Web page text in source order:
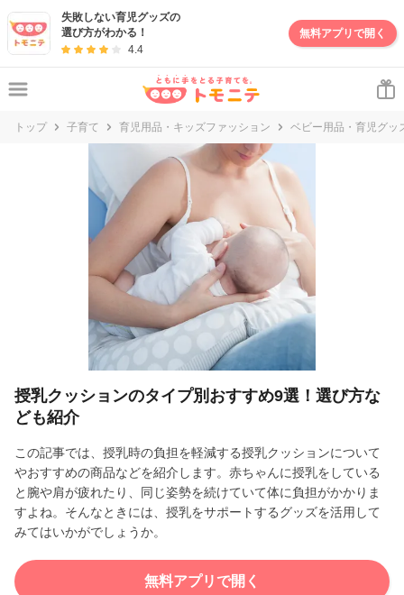
失敗しない育児グッズの
選び方がわかる！
4.4
無料アプリで開く
トップ 子育て 育児用品・キッズファッション ベビー用品・育児グッ
授乳クッションのタイプ別おすすめ9選！選び方な
ども紹介
この記事では、授乳時の負担を軽減する授乳クッションについて
やおすすめの商品などを紹介します。赤ちゃんに授乳をしている
と腕や肩が疲れたり、同じ姿勢を続けていて体に負担がかかりま
すよね。そんなときには、授乳をサポートするグッズを活用して
みてはいかがでしょうか。
無料アプリで開く